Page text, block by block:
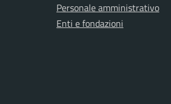
Personale amministrativo
Enti e fondazioni